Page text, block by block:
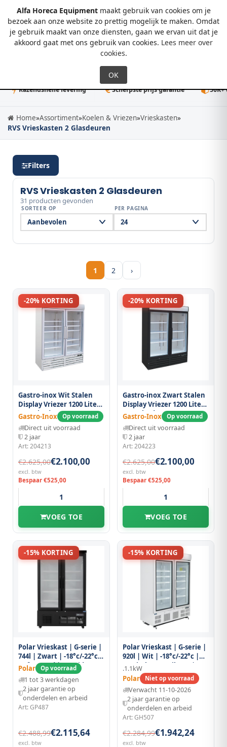
Alfa Horeca Equipmentmaakt gebruik van cookies om je
bezoek aan onze website zo prettig mogelijk te maken. Omdat
je gebruik maakt van onze diensten, gaan we ervan uit dat je
akkoord gaat met ons gebruik van cookies. Lees meer over
cookies.
0
levering Scherpste prijs garantie 50K+ direct
Home»Assortiment»Koelen & Vriezen»Vrieskasten»
RVS Vrieskasten 2 Glasdeuren
Filters
RVS Vrieskasten 2 Glasdeuren
31 producten gevonden
SORTEER OP PER PAGINA
1 2 ›
-20% KORTING
Gastro-inox Wit Stalen
Display Vriezer 1200 Liter
Met Glasdeuren,
Geforceerd Gekoeld
Gastro-Inox Op voorraad
Direct uit voorraad
2 jaar
Art: 204213
€2.625,00€2.100,00
excl. btw
Bespaar €525,00
VOEG TOE
-20% KORTING
Gastro-inox Zwart Stalen
Display Vriezer 1200 Liter
Met Glasdeuren,
Geforceerd Gekoeld
Gastro-Inox Op voorraad
Direct uit voorraad
2 jaar
Art: 204223
€2.625,00€2.100,00
excl. btw
Bespaar €525,00
VOEG TOE
-15% KORTING
Polar Vrieskast | G-serie |
744l | Zwart | -18°c/-22°c |
Geforceerd | Draaideuren
| Wielen (geremd) | Rgb
Led |
1220x764x1963(h)mm
Polar Op voorraad
1 tot 3 werkdagen
2 jaar garantie op
onderdelen en arbeid
Art: GP487
€2.488,99€2.115,64
excl. btw
-15% KORTING
Polar Vrieskast | G-serie |
920l | Wit | -18°c/-22°c |
Statisch + Ventilator |
Draaideuren | Wielen |
1370x720x2022(h)mm
.1.1kW
Polar Niet op voorraad
Verwacht 11-10-2026
2 jaar garantie op
onderdelen en arbeid
Art: GH507
€2.284,99€1.942,24
excl. btw